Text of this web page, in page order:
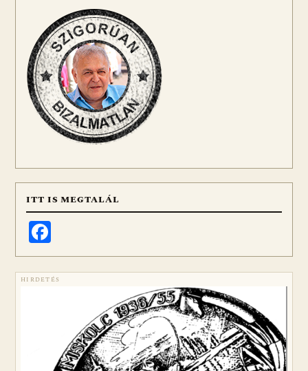
ITT IS MEGTALÁL
HIRDETÉS